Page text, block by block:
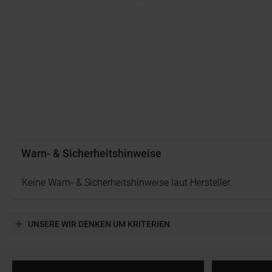
Warn- & Sicherheitshinweise
Keine Warn- & Sicherheitshinweise laut Hersteller.
UNSERE WIR DENKEN UM KRITERIEN